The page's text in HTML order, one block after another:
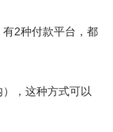
2种付款平台，都
，这种方式可以